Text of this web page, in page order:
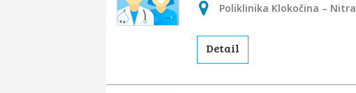
Poliklinika Klokočina – Nitra
Detail